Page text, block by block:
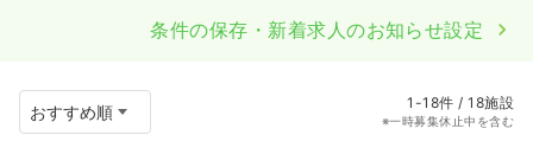
条件の保存・新着求人のお知らせ設定
1-18件 / 18施設
※一時募集休止中を含む